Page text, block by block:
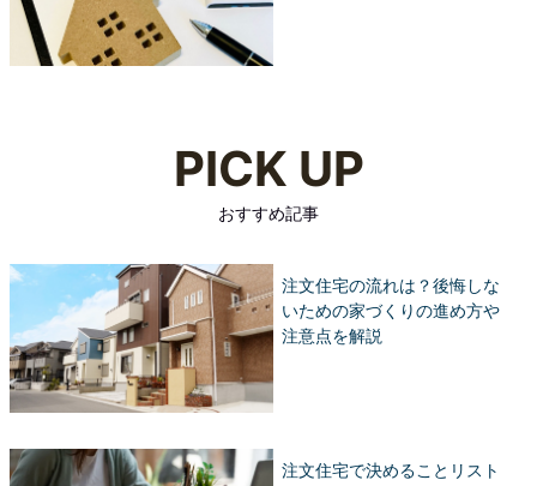
PICK UP
おすすめ記事
注文住宅の流れは？後悔しな
いための家づくりの進め方や
注意点を解説
注文住宅で決めることリスト